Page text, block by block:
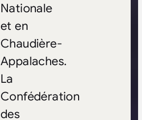
Nationale
et en
Chaudière-
Appalaches.
La
Confédération
des